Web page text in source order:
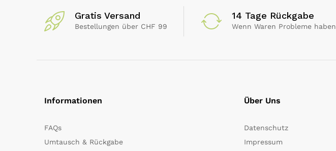
Gratis Versand
Bestellungen über CHF 99
14 Tage Rückgabe
Wenn Waren Probleme haben
Informationen
FAQs
Umtausch & Rückgabe
Über Uns
Datenschutz
Impressum